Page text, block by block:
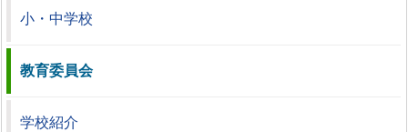
小・中学校
教育委員会
学校紹介